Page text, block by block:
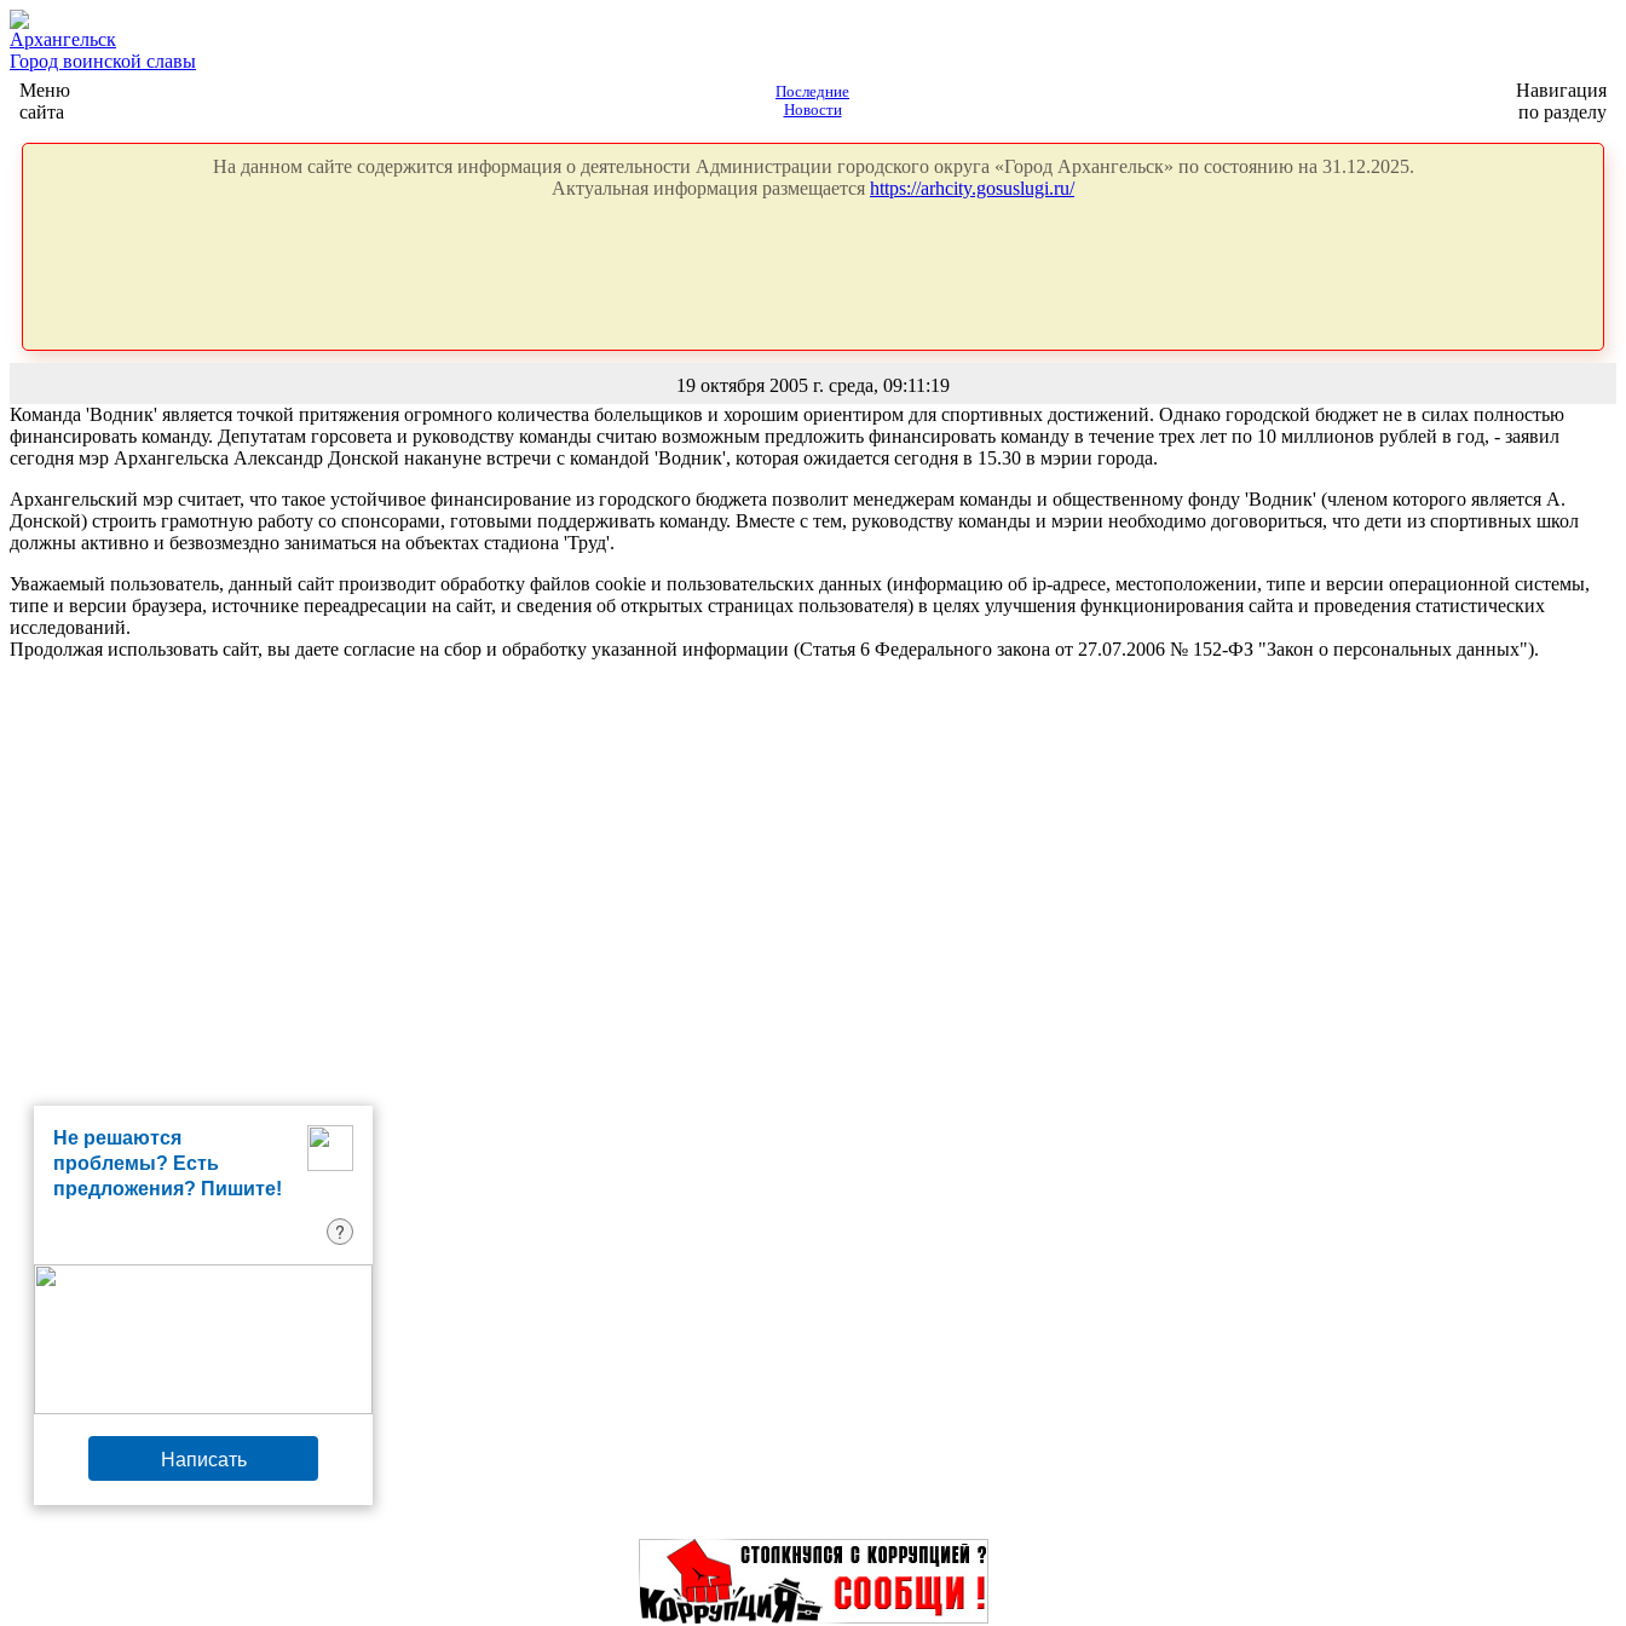
Архангельск
Город воинской славы
Меню
сайта
Последние
Новости
Навигация
по разделу
На данном сайте содержится информация о деятельности Администрации городского округа «Город Архангельск» по состоянию на 31.12.2025.
Актуальная информация размещается https://arhcity.gosuslugi.ru/
19 октября 2005 г. среда, 09:11:19
Команда 'Водник' является точкой притяжения огромного количества болельщиков и хорошим ориентиром для спортивных достижений. Однако городской бюджет не в силах полностью
финансировать команду. Депутатам горсовета и руководству команды считаю возможным предложить финансировать команду в течение трех лет по 10 миллионов рублей в год, - заявил
сегодня мэр Архангельска Александр Донской накануне встречи с командой 'Водник', которая ожидается сегодня в 15.30 в мэрии города.
Архангельский мэр считает, что такое устойчивое финансирование из городского бюджета позволит менеджерам команды и общественному фонду 'Водник' (членом которого является А.
Донской) строить грамотную работу со спонсорами, готовыми поддерживать команду. Вместе с тем, руководству команды и мэрии необходимо договориться, что дети из спортивных школ
должны активно и безвозмездно заниматься на объектах стадиона 'Труд'.
Уважаемый пользователь, данный сайт производит обработку файлов cookie и пользовательских данных (информацию об ip-адресе, местоположении, типе и версии операционной системы,
типе и версии браузера, источнике переадресации на сайт, и сведения об открытых страницах пользователя) в целях улучшения функционирования сайта и проведения статистических
исследований.
Продолжая использовать сайт, вы даете согласие на сбор и обработку указанной информации (Статья 6 Федерального закона от 27.07.2006 № 152-ФЗ "Закон о персональных данных").
Не решаются
проблемы? Есть
предложения? Пишите!
?
Написать